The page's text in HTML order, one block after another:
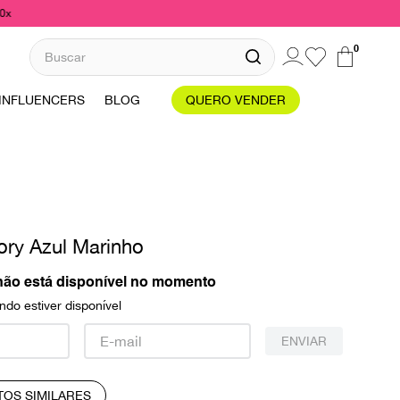
Buscar 0
INFLUENCERS BLOG QUERO VENDER
Azul Marinho
está disponível no momento
estiver disponível
ENVIAR
SIMILARES